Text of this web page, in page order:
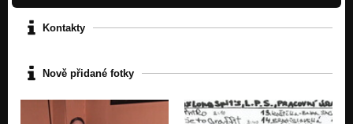
Justina (XIII.Století cover)
Nezařazeno
Kontakty
Nově přidané fotky